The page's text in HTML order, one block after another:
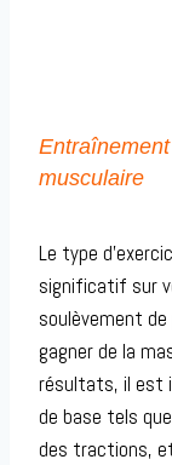
musculaire
Le type
significatif sur
soulèvement
gagner de la
résultats, il est
de base tels
des tractions,